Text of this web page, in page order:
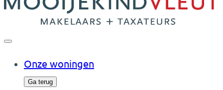
Onze woningen
Ga terug